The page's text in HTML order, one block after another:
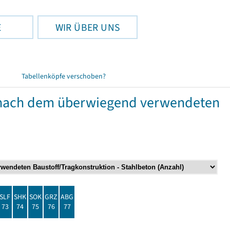
WIR ÜBER UNS
Tabellenköpfe verschoben?
dem überwiegend verwendeten
SLF
73
SHK
74
SOK
75
GRZ
76
ABG
77